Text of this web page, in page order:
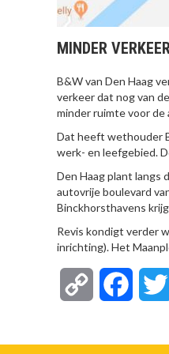
MINDER
B&W van Den Haag
verkeer dat nog van
minder ruimte voor
Dat heeft wethouder
werk- en leefgebied.
Den Haag plant langs
autovrije boulevard
Binckhorsthavens
Revis kondigt verder
inrichting). Het
Copy